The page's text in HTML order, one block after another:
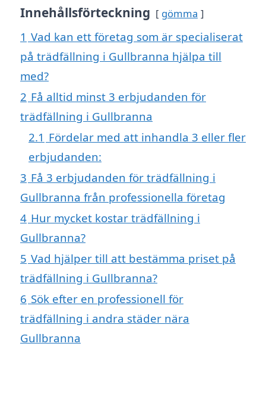
Innehållsförteckning gömma
1 Vad kan ett företag som är specialiserat
på trädfällning i Gullbranna hjälpa till
med?
2 Få alltid minst 3 erbjudanden för
trädfällning i Gullbranna
2.1 Fördelar med att inhandla 3 eller fler
erbjudanden:
3 Få 3 erbjudanden för trädfällning i
Gullbranna från professionella företag
4 Hur mycket kostar trädfällning i
Gullbranna?
5 Vad hjälper till att bestämma priset på
trädfällning i Gullbranna?
6 Sök efter en professionell för
trädfällning i andra städer nära
Gullbranna